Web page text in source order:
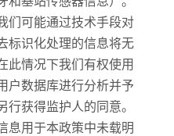
们可能通过技术手段对
标识化处理的信息将无
此情况下我们有权使用
户数据库进行分析并予
获得监护人的同意。
息用于本政策中未载明